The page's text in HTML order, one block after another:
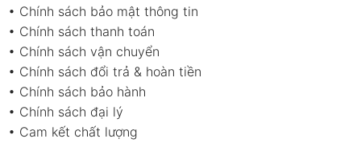
• Chính sách bảo mật thông tin
• Chính sách thanh toán
• Chính sách vận chuyển
• Chính sách đổi trả & hoàn tiền
• Chính sách bảo hành
• Chính sách đại lý
• Cam kết chất lượng